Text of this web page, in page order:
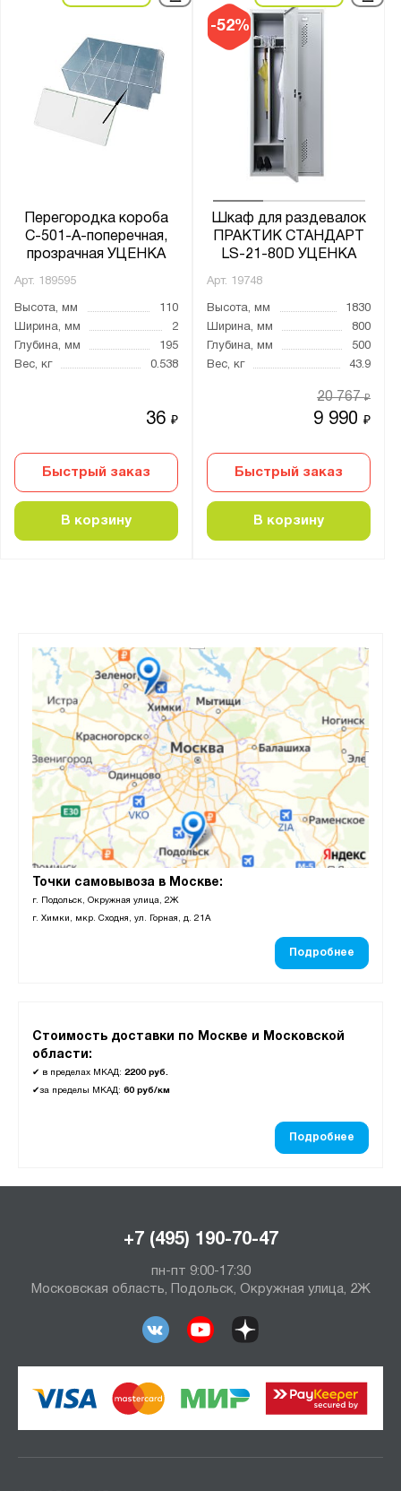
Точки самовывоза в Москве:
г. Подольск, Окружная улица, 2Ж
г. Химки, мкр. Сходня, ул. Горная, д. 21А
Подробнее
Стоимость доставки по Москве и Московской
области:
✔ в пределах МКАД: 2200 руб.
✔за пределы МКАД: 60 руб/км
Подробнее
Перегородка короба
С-501-А-поперечная,
прозрачная УЦЕНКА
Арт. 189595
Высота, мм
110
Ширина, мм
2
Глубина, мм
195
Вес, кг
0.538
36₽
Быстрый заказ
В корзину
-52%
Шкаф для раздевалок
ПРАКТИК СТАНДАРТ
LS-21-80D УЦЕНКА
Арт. 19748
Высота, мм
1830
Ширина, мм
800
Глубина, мм
500
Вес, кг
43.9
9 990₽
20 767₽
Быстрый заказ
В корзину
+7 (495) 190-70-47
пн-пт 9:00-17:30
Московская область, Подольск, Окружная улица, 2Ж